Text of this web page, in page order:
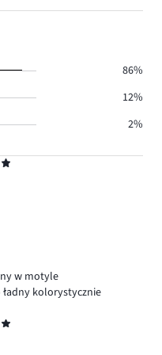
w motyle
kolorystycznie
86%
12%
2%